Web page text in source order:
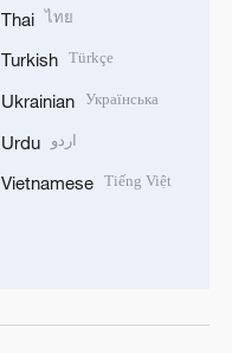
Thai ไทย
Turkish Türkçe
Ukrainian Українська
Urdu اردو
Vietnamese Tiếng Việt